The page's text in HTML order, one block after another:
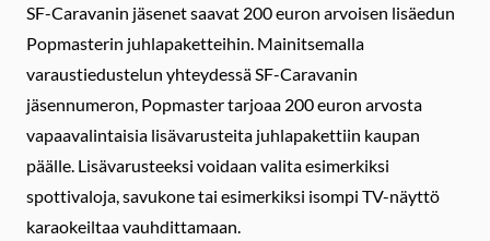
SF-Caravanin jäsenet saavat 200 euron arvoisen lisäedun
Popmasterin juhlapaketteihin. Mainitsemalla
varaustiedustelun yhteydessä SF-Caravanin
jäsennumeron, Popmaster tarjoaa 200 euron arvosta
vapaavalintaisia lisävarusteita juhlapakettiin kaupan
päälle. Lisävarusteeksi voidaan valita esimerkiksi
spottivaloja, savukone tai esimerkiksi isompi TV-näyttö
karaokeiltaa vauhdittamaan.